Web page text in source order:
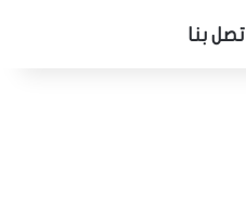
اتصل بنا